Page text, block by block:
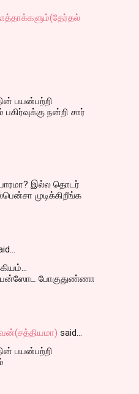
பயன்பற்றி
நன்றி சார்
இல்ல தொடர்
முடிக்கிறீங்க‌
போகுதுண்ணா
said…
பயன்பற்றி